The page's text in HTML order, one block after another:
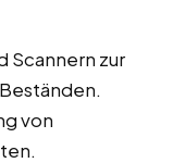
Scannern zur
von